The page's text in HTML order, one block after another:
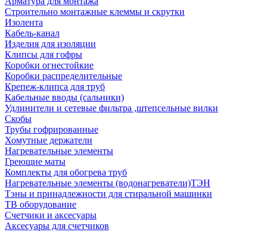
Строительно монтажные клеммы и скрутки
Изолента
Кабель-канал
Изделия для изоляции
Клипсы для гофры
Коробки огнестойкие
Коробки распределительные
Крепеж-клипса для труб
Кабельные вводы (сальники)
Удлинители и сетевые фильтра ,штепсельные вилки
Скобы
Трубы гофрированные
Хомутные держатели
Нагревательные элементы
Греющие маты
Комплекты для обогрева труб
Нагревательные элементы (водонагреватели)ТЭН
Тэны и принадлежности для стиральной машинки
ТВ оборудование
Счетчики и аксесуары
Аксесуары для счетчиков